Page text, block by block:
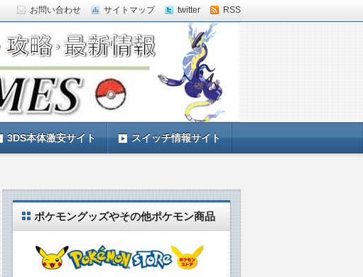
お問い合わせ サイトマップ twitter RSS
3DS本体激安サイト スイッチ情報サイト
ポケモングッズやその他ポケモン商品